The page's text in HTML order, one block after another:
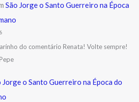
São Jorge o Santo Guerreiro na Época
do comentário Renata! Volte sempre!
Jorge o Santo Guerreiro na Época do